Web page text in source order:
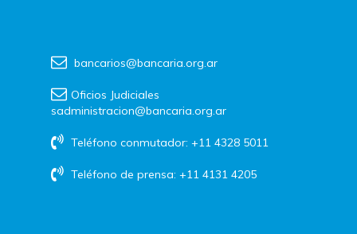
bancarios@bancaria.org.ar
Oficios Judiciales
sadministracion@bancaria.org.ar
Teléfono conmutador: +11 4328 5011
Teléfono de prensa: +11 4131 4205